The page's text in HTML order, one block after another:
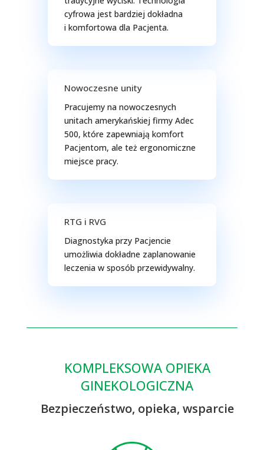
cyfrowa jest bardziej dokładna
i komfortowa dla Pacjenta.
Nowoczesne unity
Pracujemy na nowoczesnych
unitach amerykańskiej firmy Adec
500, które zapewniają komfort
Pacjentom, ale też ergonomiczne
miejsce pracy.
RTG i RVG
Diagnostyka przy Pacjencie
umożliwia dokładne zaplanowanie
leczenia w sposób przewidywalny.
KOMPLEKSOWA OPIEKA
GINEKOLOGICZNA
Bezpieczeństwo, opieka, wsparcie